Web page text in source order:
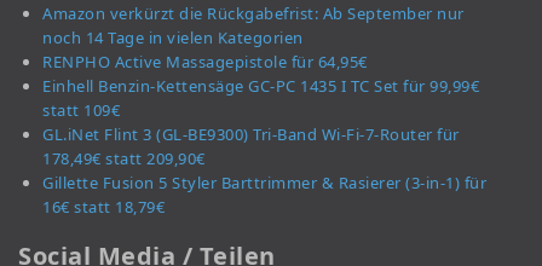
Amazon verkürzt die Rückgabefrist: Ab September nur
noch 14 Tage in vielen Kategorien
RENPHO Active Massagepistole für 64,95€
Einhell Benzin-Kettensäge GC-PC 1435 I TC Set für 99,99€
statt 109€
GL.iNet Flint 3 (GL-BE9300) Tri-Band Wi-Fi-7-Router für
178,49€ statt 209,90€
Gillette Fusion 5 Styler Barttrimmer & Rasierer (3-in-1) für
16€ statt 18,79€
Social Media / Teilen